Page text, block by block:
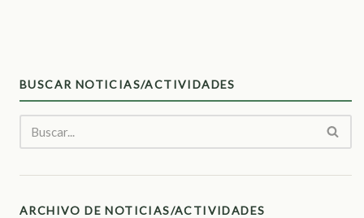
BUSCAR NOTICIAS/ACTIVIDADES
ARCHIVO DE NOTICIAS/ACTIVIDADES